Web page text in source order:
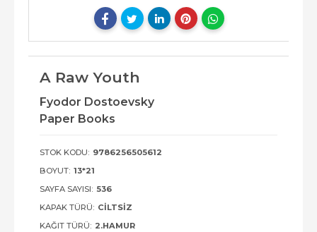
A Raw Youth
Fyodor Dostoevsky
Paper Books
STOK KODU: 9786256505612
BOYUT: 13*21
SAYFA SAYISI: 536
KAPAK TÜRÜ: CILTSIZ
KAĞIT TÜRÜ: 2.HAMUR